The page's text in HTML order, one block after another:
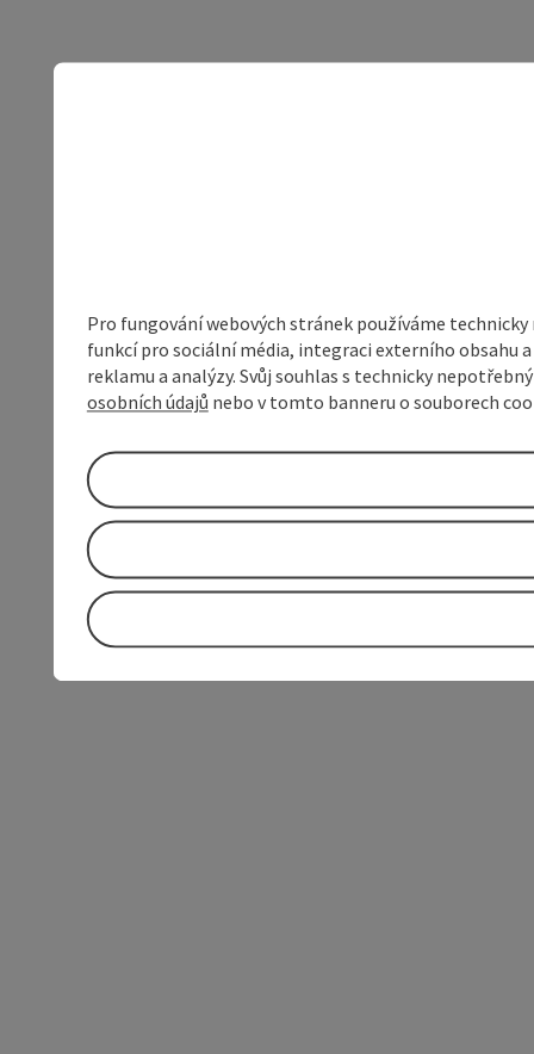
Pro fungování webových stránek používáme
funkcí pro sociální média, integraci externího obsahu
reklamu a analýzy. Svůj souhlas s technicky
osobních údajů nebo v tomto banneru o souborech